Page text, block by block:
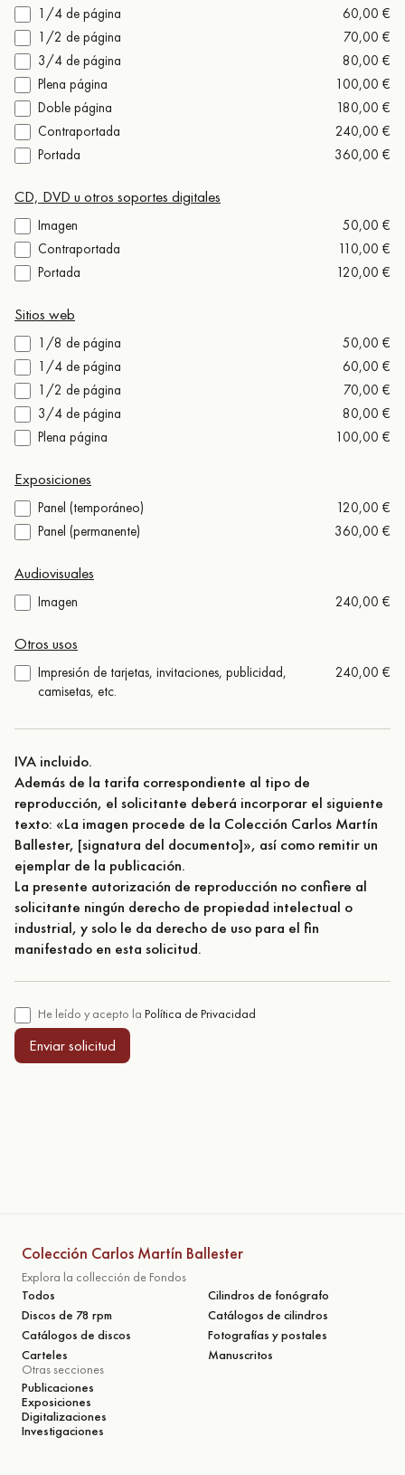
1/4 de página
60,00 €
1/2 de página
70,00 €
3/4 de página
80,00 €
Plena página
100,00 €
Doble página
180,00 €
Contraportada
240,00 €
Portada
360,00 €
CD, DVD u otros soportes digitales
Imagen
50,00 €
Contraportada
110,00 €
Portada
120,00 €
Sitios web
1/8 de página
50,00 €
1/4 de página
60,00 €
1/2 de página
70,00 €
3/4 de página
80,00 €
Plena página
100,00 €
Exposiciones
Panel (temporáneo)
120,00 €
Panel (permanente)
360,00 €
Audiovisuales
Imagen 240,00 €
Otros usos
Impresión de tarjetas, invitaciones, publicidad,
camisetas, etc.
240,00 €
IVA incluido.
Además de la tarifa correspondiente al tipo de
reproducción, el solicitante deberá incorporar el siguiente
texto: «La imagen procede de la Colección Carlos Martín
Ballester, [signatura del documento]», así como remitir un
ejemplar de la publicación.
La presente autorización de reproducción no confiere al
solicitante ningún derecho de propiedad intelectual o
industrial, y solo le da derecho de uso para el fin
manifestado en esta solicitud.
He leído y acepto la Política de Privacidad
Colección Carlos Martín Ballester
Explora la collección de Fondos
Todos
Cilindros de fonógrafo
Discos de 78 rpm
Catálogos de cilindros
Catálogos de discos
Fotografías y postales
Carteles
Manuscritos
Otras secciones
Publicaciones
Exposiciones
Digitalizaciones
Investigaciones